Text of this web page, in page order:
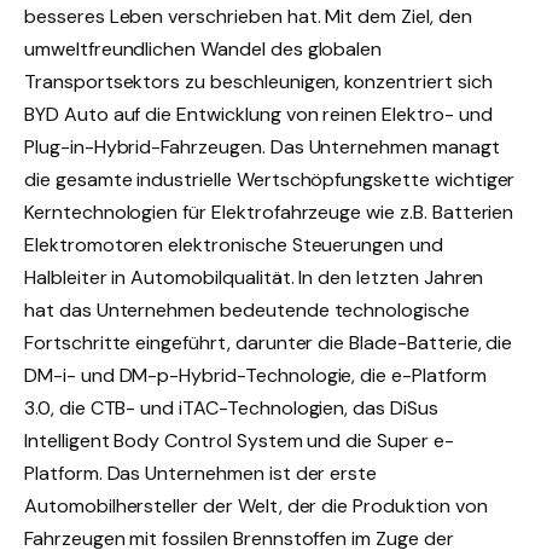
besseres Leben verschrieben hat. Mit dem Ziel, den
umweltfreundlichen Wandel des globalen
Transportsektors zu beschleunigen, konzentriert sich
BYD Auto auf die Entwicklung von reinen Elektro- und
Plug-in-Hybrid-Fahrzeugen. Das Unternehmen managt
die gesamte industrielle Wertschöpfungskette wichtiger
Kerntechnologien für Elektrofahrzeuge wie z.B. Batterien
Elektromotoren elektronische Steuerungen und
Halbleiter in Automobilqualität. In den letzten Jahren
hat das Unternehmen bedeutende technologische
Fortschritte eingeführt, darunter die Blade-Batterie, die
DM-i- und DM-p-Hybrid-Technologie, die e-Platform
3.0, die CTB- und iTAC-Technologien, das DiSus
Intelligent Body Control System und die Super e-
Platform. Das Unternehmen ist der erste
Automobilhersteller der Welt, der die Produktion von
Fahrzeugen mit fossilen Brennstoffen im Zuge der